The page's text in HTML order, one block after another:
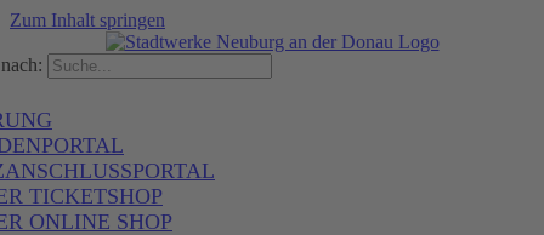
Zum Inhalt springen
TICKETSHOP
ONLINE SHOP